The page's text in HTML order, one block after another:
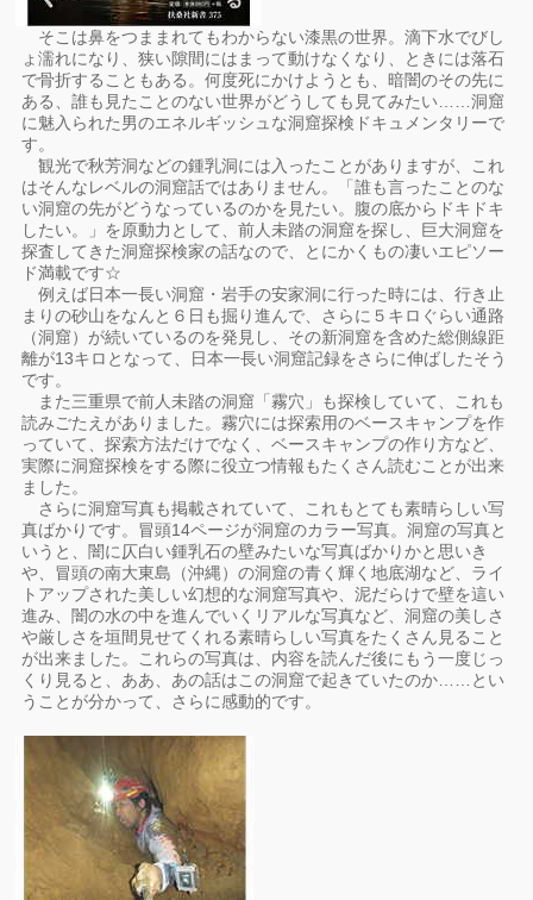
そこは鼻をつままれてもわからない漆黒の世界。滴下水でびし
ょ濡れになり、狭い隙間にはまって動けなくなり、ときには落石
で骨折することもある。何度死にかけようとも、暗闇のその先に
ある、誰も見たことのない世界がどうしても見てみたい……洞窟
に魅入られた男のエネルギッシュな洞窟探検ドキュメンタリーで
す。
観光で秋芳洞などの鍾乳洞には入ったことがありますが、これ
はそんなレベルの洞窟話ではありません。「誰も言ったことのな
い洞窟の先がどうなっているのかを見たい。腹の底からドキドキ
したい。」を原動力として、前人未踏の洞窟を探し、巨大洞窟を
探査してきた洞窟探検家の話なので、とにかくもの凄いエピソー
ド満載です☆
例えば日本一長い洞窟・岩手の安家洞に行った時には、行き止
まりの砂山をなんと６日も掘り進んで、さらに５キロぐらい通路
（洞窟）が続いているのを発見し、その新洞窟を含めた総側線距
離が13キロとなって、日本一長い洞窟記録をさらに伸ばしたそう
です。
また三重県で前人未踏の洞窟「霧穴」も探検していて、これも
読みごたえがありました。霧穴には探索用のベースキャンプを作
っていて、探索方法だけでなく、ベースキャンプの作り方など、
実際に洞窟探検をする際に役立つ情報もたくさん読むことが出来
ました。
さらに洞窟写真も掲載されていて、これもとても素晴らしい写
真ばかりです。冒頭14ページが洞窟のカラー写真。洞窟の写真と
いうと、闇に仄白い鍾乳石の壁みたいな写真ばかりかと思いき
や、冒頭の南大東島（沖縄）の洞窟の青く輝く地底湖など、ライ
トアップされた美しい幻想的な洞窟写真や、泥だらけで壁を這い
進み、闇の水の中を進んでいくリアルな写真など、洞窟の美しさ
や厳しさを垣間見せてくれる素晴らしい写真をたくさん見ること
が出来ました。これらの写真は、内容を読んだ後にもう一度じっ
くり見ると、ああ、あの話はこの洞窟で起きていたのか……とい
うことが分かって、さらに感動的です。